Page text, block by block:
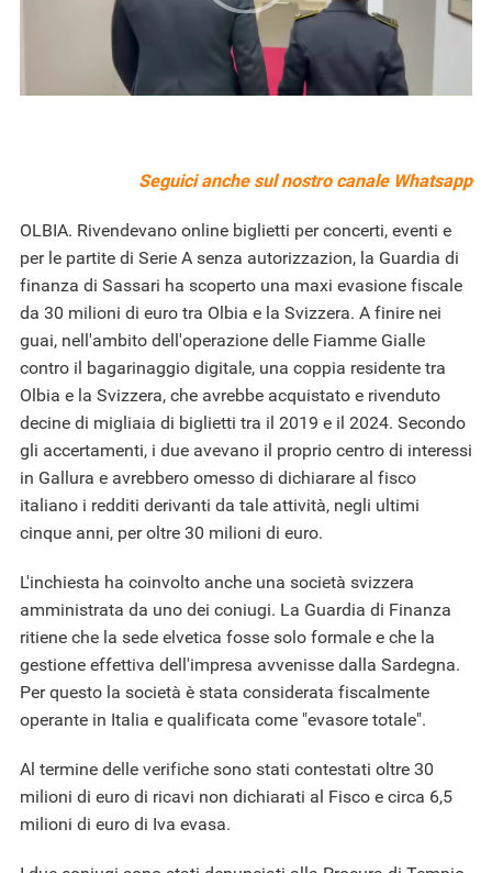
Seguici anche sul nostro canale Whatsapp
OLBIA. Rivendevano online biglietti per concerti, eventi e
per le partite di Serie A senza autorizzazion, la Guardia di
finanza di Sassari ha scoperto una maxi evasione fiscale
da 30 milioni di euro tra Olbia e la Svizzera. A finire nei
guai, nell'ambito dell'operazione delle Fiamme Gialle
contro il bagarinaggio digitale, una coppia residente tra
Olbia e la Svizzera, che avrebbe acquistato e rivenduto
decine di migliaia di biglietti tra il 2019 e il 2024. Secondo
gli accertamenti, i due avevano il proprio centro di interessi
in Gallura e avrebbero omesso di dichiarare al fisco
italiano i redditi derivanti da tale attività, negli ultimi
cinque anni, per oltre 30 milioni di euro.
L'inchiesta ha coinvolto anche una società svizzera
amministrata da uno dei coniugi. La Guardia di Finanza
ritiene che la sede elvetica fosse solo formale e che la
gestione effettiva dell'impresa avvenisse dalla Sardegna.
Per questo la società è stata considerata fiscalmente
operante in Italia e qualificata come "evasore totale".
Al termine delle verifiche sono stati contestati oltre 30
milioni di euro di ricavi non dichiarati al Fisco e circa 6,5
milioni di euro di Iva evasa.